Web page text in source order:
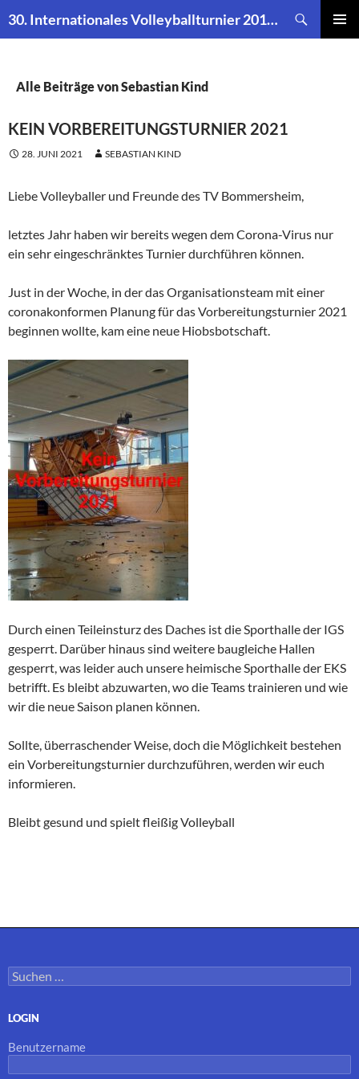
30. Internationales Volleyballturnier 2019 des TV Bommersheim
Alle Beiträge von Sebastian Kind
KEIN VORBEREITUNGSTURNIER 2021
28. JUNI 2021 SEBASTIAN KIND
Liebe Volleyballer und Freunde des TV Bommersheim,
letztes Jahr haben wir bereits wegen dem Corona-Virus nur
ein sehr eingeschränktes Turnier durchführen können.
Just in der Woche, in der das Organisationsteam mit einer
coronakonformen Planung für das Vorbereitungsturnier 2021
beginnen wollte, kam eine neue Hiobsbotschaft.
Durch einen Teileinsturz des Daches ist die Sporthalle der IGS
gesperrt. Darüber hinaus sind weitere baugleiche Hallen
gesperrt, was leider auch unsere heimische Sporthalle der EKS
betrifft. Es bleibt abzuwarten, wo die Teams trainieren und wie
wir die neue Saison planen können.
Sollte, überraschender Weise, doch die Möglichkeit bestehen
ein Vorbereitungsturnier durchzuführen, werden wir euch
informieren.
Bleibt gesund und spielt fleißig Volleyball
Suchen
nach:
LOGIN
Benutzername